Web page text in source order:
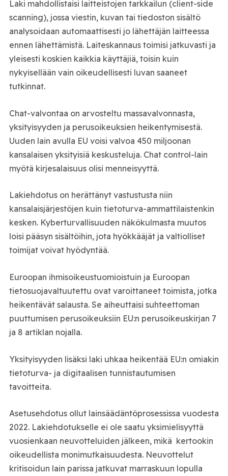
Laki mahdollistaisi laitteistojen tarkkailun (client-side
scanning), jossa viestin, kuvan tai tiedoston sisältö
analysoidaan automaattisesti jo lähettäjän laitteessa
ennen lähettämistä. Laiteskannaus toimisi jatkuvasti ja
yleisesti koskien kaikkia käyttäjiä, toisin kuin
nykyisellään vain oikeudellisesti luvan saaneet
tutkinnat.
Chat-valvontaa on arvosteltu massavalvonnasta,
yksityisyyden ja perusoikeuksien heikentymisestä.
Uuden lain avulla EU voisi valvoa 450 miljoonan
kansalaisen yksityisiä keskusteluja. Chat control-lain
myötä kirjesalaisuus olisi menneisyyttä.
Lakiehdotus on herättänyt vastustusta niin
kansalaisjärjestöjen kuin tietoturva-ammattilaistenkin
kesken. Kyberturvallisuuden näkökulmasta muutos
loisi pääsyn sisältöihin, jota hyökkääjät ja valtiolliset
toimijat voivat hyödyntää.
Euroopan ihmisoikeustuomioistuin ja Euroopan
tietosuojavaltuutettu ovat varoittaneet toimista, jotka
heikentävät salausta. Se aiheuttaisi suhteettoman
puuttumisen perusoikeuksiin EU:n perusoikeuskirjan 7
ja 8 artiklan nojalla.
Yksityisyyden lisäksi laki uhkaa heikentää EU:n omiakin
tietoturva- ja digitaalisen tunnistautumisen
tavoitteita.
Asetusehdotus ollut lainsäädäntöprosessissa vuodesta
2022. Lakiehdotukselle ei ole saatu yksimielisyyttä
vuosienkaan neuvotteluiden jälkeen, mikä kertookin
oikeudellista monimutkaisuudesta. Neuvottelut
kritisoidun lain parissa jatkuvat marraskuun lopulla